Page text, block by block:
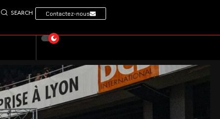
SEARCH Contactez-nous